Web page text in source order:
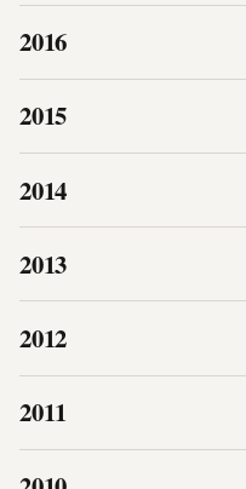
2016
2015
2014
2013
2012
2011